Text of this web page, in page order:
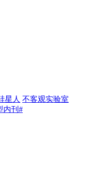
星人 不客观实验室
内刊#